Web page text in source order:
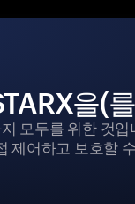
을(
모두를 위한 것
제어하고 보호할